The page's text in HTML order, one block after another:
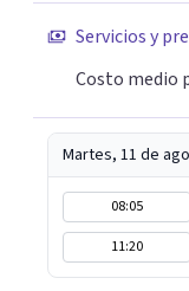
Servicios y
Costo medio
Martes, 11 de
08:05
11:20